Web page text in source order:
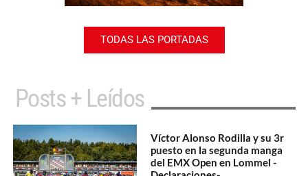
TODAS LAS PORTADAS
Posts + Leídos
Víctor Alonso Rodilla y su 3r
puesto en la segunda manga
del EMX Open en Lommel -